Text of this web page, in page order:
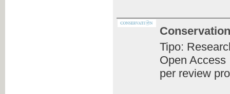
Tipo:
Open Access
per review